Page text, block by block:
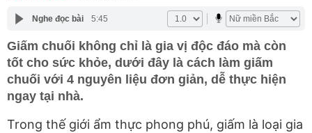
Nghe đọc bài 5:45
Giấm chuối không chỉ là gia vị độc đáo mà còn
tốt cho sức khỏe, dưới đây là cách làm giấm
chuối với 4 nguyên liệu đơn giản, dễ thực hiện
ngay tại nhà.
Trong thế giới ẩm thực phong phú, giấm là loại gia